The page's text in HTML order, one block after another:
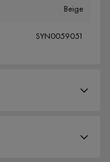
Beige
SYN0059051